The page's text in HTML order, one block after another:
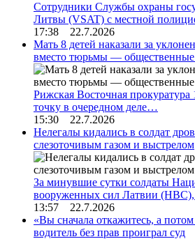
Сотрудники Службы охраны
Литвы (VSAT) с местной
17:38 22.7.2026
Мать 8 детей наказали за
вместо тюрьмы —
Рижская Восточная прокуратура
точку в очередном деле…
15:30 22.7.2026
Нелегалы кидались в солдат
слезоточивым газом и выстрелом
За минувшие сутки солдаты
вооруженных сил Латвии
13:57 22.7.2026
«Вы сначала откажитесь, а
водитель без прав проиграл суд